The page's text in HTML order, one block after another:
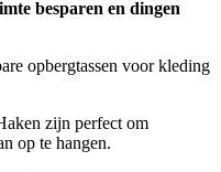
besparen en dingen
opbergtassen voor kleding
zijn perfect om
op te hangen.